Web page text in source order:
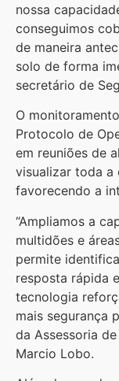
nossa
conseguimos
de maneira
solo de forma
secretário de
O
Protocolo de
em reuniões de
visualizar toda a
favorecendo a
“Ampliamos a
multidões e
permite
resposta rápida
tecnologia
mais segurança
da Assessoria
Marcio Lobo.